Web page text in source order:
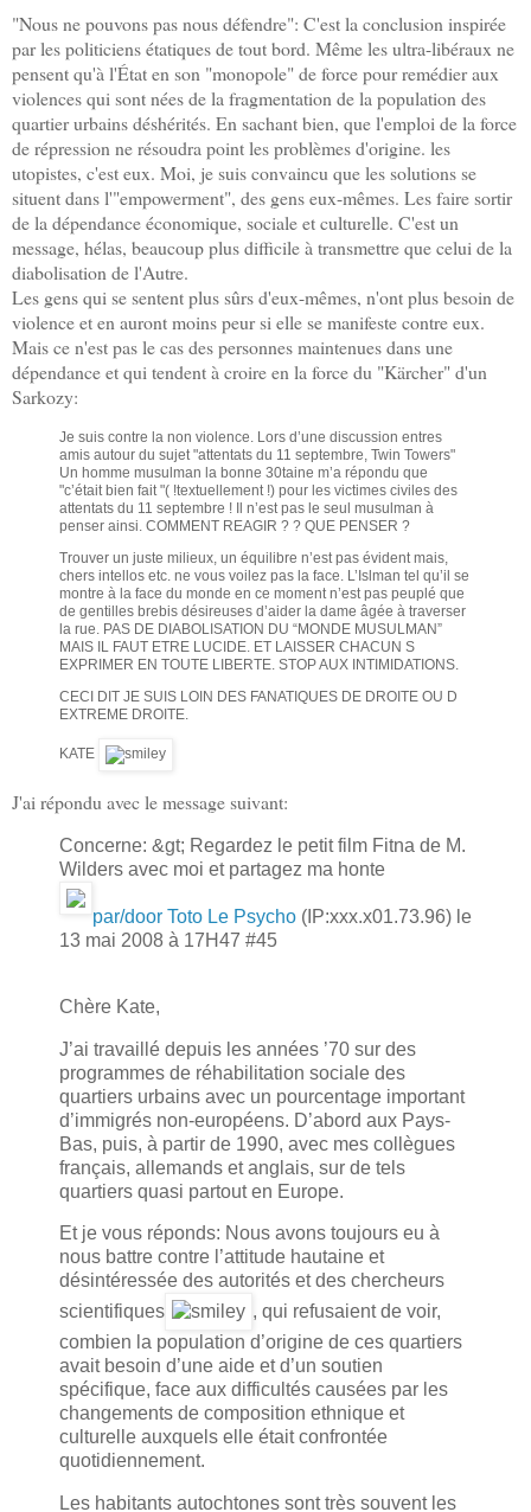
"Nous ne pouvons pas nous défendre": C'est la conclusion inspirée
par les politiciens étatiques de tout bord. Même les ultra-libéraux ne
pensent qu'à l'État en son "monopole" de force pour remédier aux
violences qui sont nées de la fragmentation de la population des
quartier urbains déshérités. En sachant bien, que l'emploi de la force
de répression ne résoudra point les problèmes d'origine. les
utopistes, c'est eux. Moi, je suis convaincu que les solutions se
situent dans l'"empowerment", des gens eux-mêmes. Les faire sortir
de la dépendance économique, sociale et culturelle. C'est un
message, hélas, beaucoup plus difficile à transmettre que celui de la
diabolisation de l'Autre.
Les gens qui se sentent plus sûrs d'eux-mêmes, n'ont plus besoin de
violence et en auront moins peur si elle se manifeste contre eux.
Mais ce n'est pas le cas des personnes maintenues dans une
dépendance et qui tendent à croire en la force du "Kärcher" d'un
Sarkozy:
Je suis contre la non violence. Lors d’une discussion entres
amis autour du sujet "attentats du 11 septembre, Twin Towers"
Un homme musulman la bonne 30taine m’a répondu que
"c’était bien fait "( !textuellement !) pour les victimes civiles des
attentats du 11 septembre ! Il n’est pas le seul musulman à
penser ainsi. COMMENT REAGIR ? ? QUE PENSER ?
Trouver un juste milieux, un équilibre n’est pas évident mais,
chers intellos etc. ne vous voilez pas la face. L’Islman tel qu’il se
montre à la face du monde en ce moment n’est pas peuplé que
de gentilles brebis désireuses d’aider la dame âgée à traverser
la rue. PAS DE DIABOLISATION DU “MONDE MUSULMAN”
MAIS IL FAUT ETRE LUCIDE. ET LAISSER CHACUN S
EXPRIMER EN TOUTE LIBERTE. STOP AUX INTIMIDATIONS.
CECI DIT JE SUIS LOIN DES FANATIQUES DE DROITE OU D
EXTREME DROITE.
KATE
J'ai répondu avec le message suivant:
Concerne: &gt; Regardez le petit film Fitna de M.
Wilders avec moi et partagez ma honte
par/door Toto Le Psycho (IP:xxx.x01.73.96) le
13 mai 2008 à 17H47 #45
Chère Kate,
J’ai travaillé depuis les années ’70 sur des
programmes de réhabilitation sociale des
quartiers urbains avec un pourcentage important
d’immigrés non-européens. D’abord aux Pays-
Bas, puis, à partir de 1990, avec mes collègues
français, allemands et anglais, sur de tels
quartiers quasi partout en Europe.
Et je vous réponds: Nous avons toujours eu à
nous battre contre l’attitude hautaine et
désintéressée des autorités et des chercheurs
scientifiques
, qui refusaient de voir,
combien la population d’origine de ces quartiers
avait besoin d’une aide et d’un soutien
spécifique, face aux difficultés causées par les
changements de composition ethnique et
culturelle auxquels elle était confrontée
quotidiennement.
Les habitants autochtones sont très souvent les